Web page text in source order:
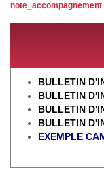
note_accompagnement
BULLETIN
BULLETIN
BULLETIN
BULLETIN
EXEMPLE